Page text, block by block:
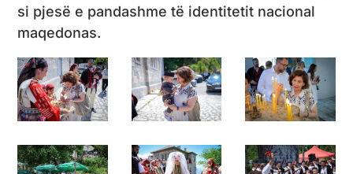
si pjesë e pandashme të identitetit nacional
maqedonas.